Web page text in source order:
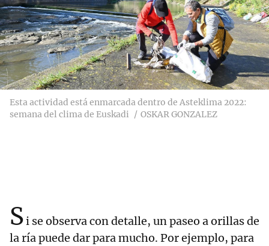
Esta actividad está enmarcada dentro de Asteklima 2022:
semana del clima de Euskadi
OSKAR GONZALEZ
Si se observa con detalle, un paseo a orillas de
la ría puede dar para mucho. Por ejemplo, para